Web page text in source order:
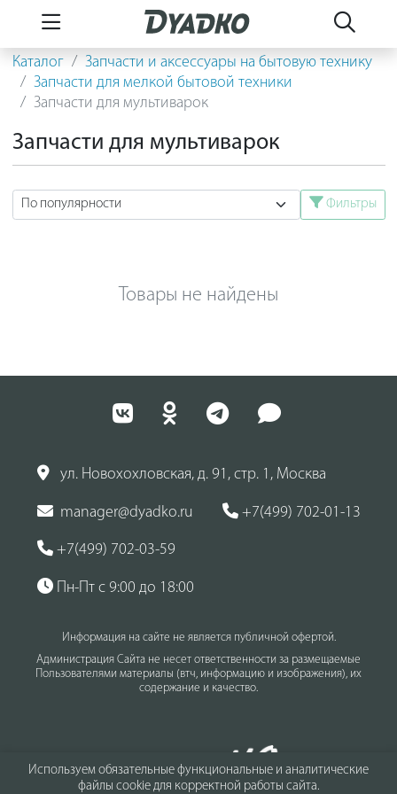
Каталог
Запчасти и аксессуары на бытовую технику
Запчасти для мелкой бытовой техники
Запчасти для мультиварок
Запчасти для мультиварок
Фильтры
Товары не найдены
Используем обязательные функциональные и аналитические
файлы cookie для корректной работы сайта.
ул. Новохохловская, д. 91, стр. 1, Москва
manager@dyadko.ru +7(499) 702-01-13
+7(499) 702-03-59
Пн-Пт с 9:00 до 18:00
Информация на сайте не является публичной офертой.
Администрация Сайта не несет ответственности за размещаемые
Пользователями материалы (втч, информацию и изображения), их
содержание и качество.